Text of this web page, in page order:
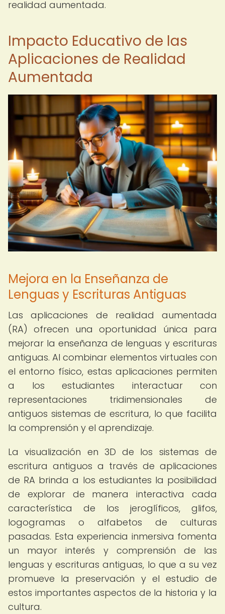
realidad aumentada.
Impacto Educativo de las
Aplicaciones de Realidad
Aumentada
Mejora en la Enseñanza de
Lenguas y Escrituras Antiguas
Las aplicaciones de realidad aumentada
(RA) ofrecen una oportunidad única para
mejorar la enseñanza de lenguas y escrituras
antiguas. Al combinar elementos virtuales con
el entorno físico, estas aplicaciones permiten
a los estudiantes interactuar con
representaciones tridimensionales de
antiguos sistemas de escritura, lo que facilita
la comprensión y el aprendizaje.
La visualización en 3D de los sistemas de
escritura antiguos a través de aplicaciones
de RA brinda a los estudiantes la posibilidad
de explorar de manera interactiva cada
característica de los jeroglíficos, glifos,
logogramas o alfabetos de culturas
pasadas. Esta experiencia inmersiva fomenta
un mayor interés y comprensión de las
lenguas y escrituras antiguas, lo que a su vez
promueve la preservación y el estudio de
estos importantes aspectos de la historia y la
cultura.